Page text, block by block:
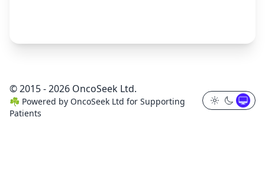
© 2015 - 2026 OncoSeek Ltd.
☘️ Powered by OncoSeek Ltd for Supporting
Patients